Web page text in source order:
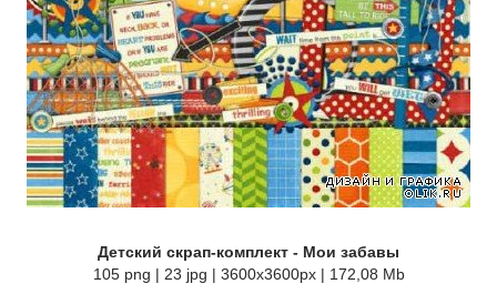
Детский скрап-комплект - Мои забавы
105 png | 23 jpg | 3600x3600px | 172,08 Mb